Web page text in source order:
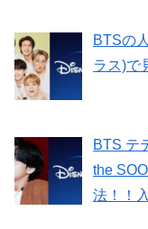
BTSの
ラス)で
BTS テ
the
法！！